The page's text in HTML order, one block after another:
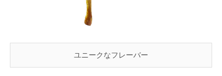
ユニークなフレーバー